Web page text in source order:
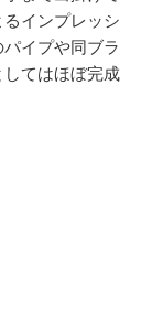
インプレッシ
イプや同ブラ
てはほぼ完成